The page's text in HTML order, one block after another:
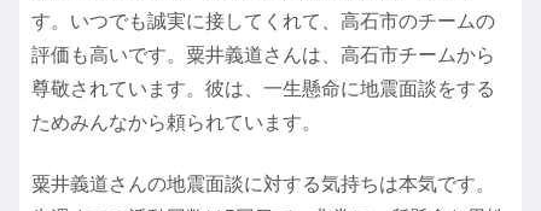
す。いつでも誠実に接してくれて、高石市のチームの
評価も高いです。粟井義道さんは、高石市チームから
尊敬されています。彼は、一生懸命に地震面談をする
ためみんなから頼られています。
粟井義道さんの地震面談に対する気持ちは本気です。